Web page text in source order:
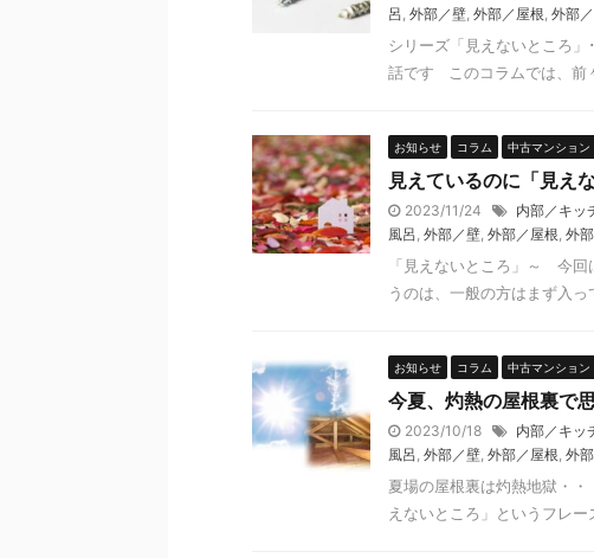
呂, 外部／壁, 外部／屋根, 外部
シリーズ「見えないところ
話です このコラムでは、前
お知らせ コラム 中古マンション
見えているのに「見え
2023/11/24 内部／キッ
風呂, 外部／壁, 外部／屋根, 外
「見えないところ」～ 今
うのは、一般の方はまず入
お知らせ コラム 中古マンション
今夏、灼熱の屋根裏で
2023/10/18 内部／キッ
風呂, 外部／壁, 外部／屋根, 外
夏場の屋根裏は灼熱地獄・
えないところ」というフレ